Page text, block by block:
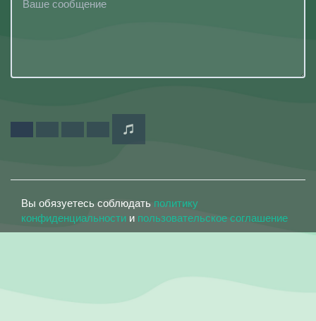
Вы обязуетесь соблюдать политику
конфиденциальности и пользовательское соглашение